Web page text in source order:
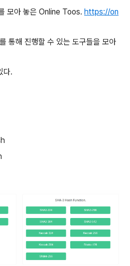
모아 놓은 Online Toos. https://on
통해 진행할 수 있는 도구들을 모아
다.